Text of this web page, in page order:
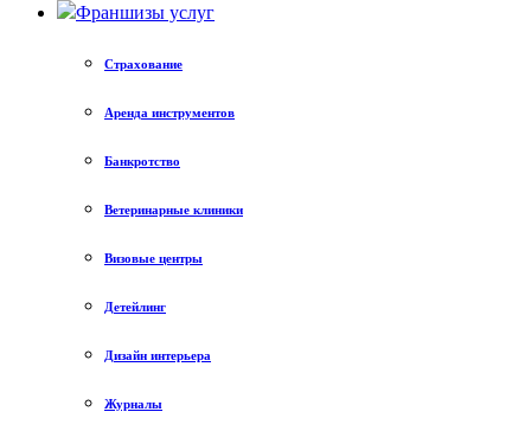
Франшизы услуг
Страхование
Аренда инструментов
Банкротство
Ветеринарные клиники
Визовые центры
Детейлинг
Дизайн интерьера
Журналы